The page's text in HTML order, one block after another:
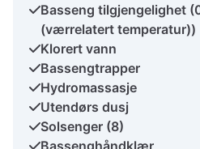
Basseng tilgjengelighet
(værrelatert temperatur))
Klorert vann
Bassengtrapper
Hydromassasje
Utendørs dusj
Solsenger (8)
Bassenghåndklær